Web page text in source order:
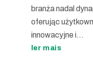
branża nadal
oferując
innowacyjne i...
ler mais